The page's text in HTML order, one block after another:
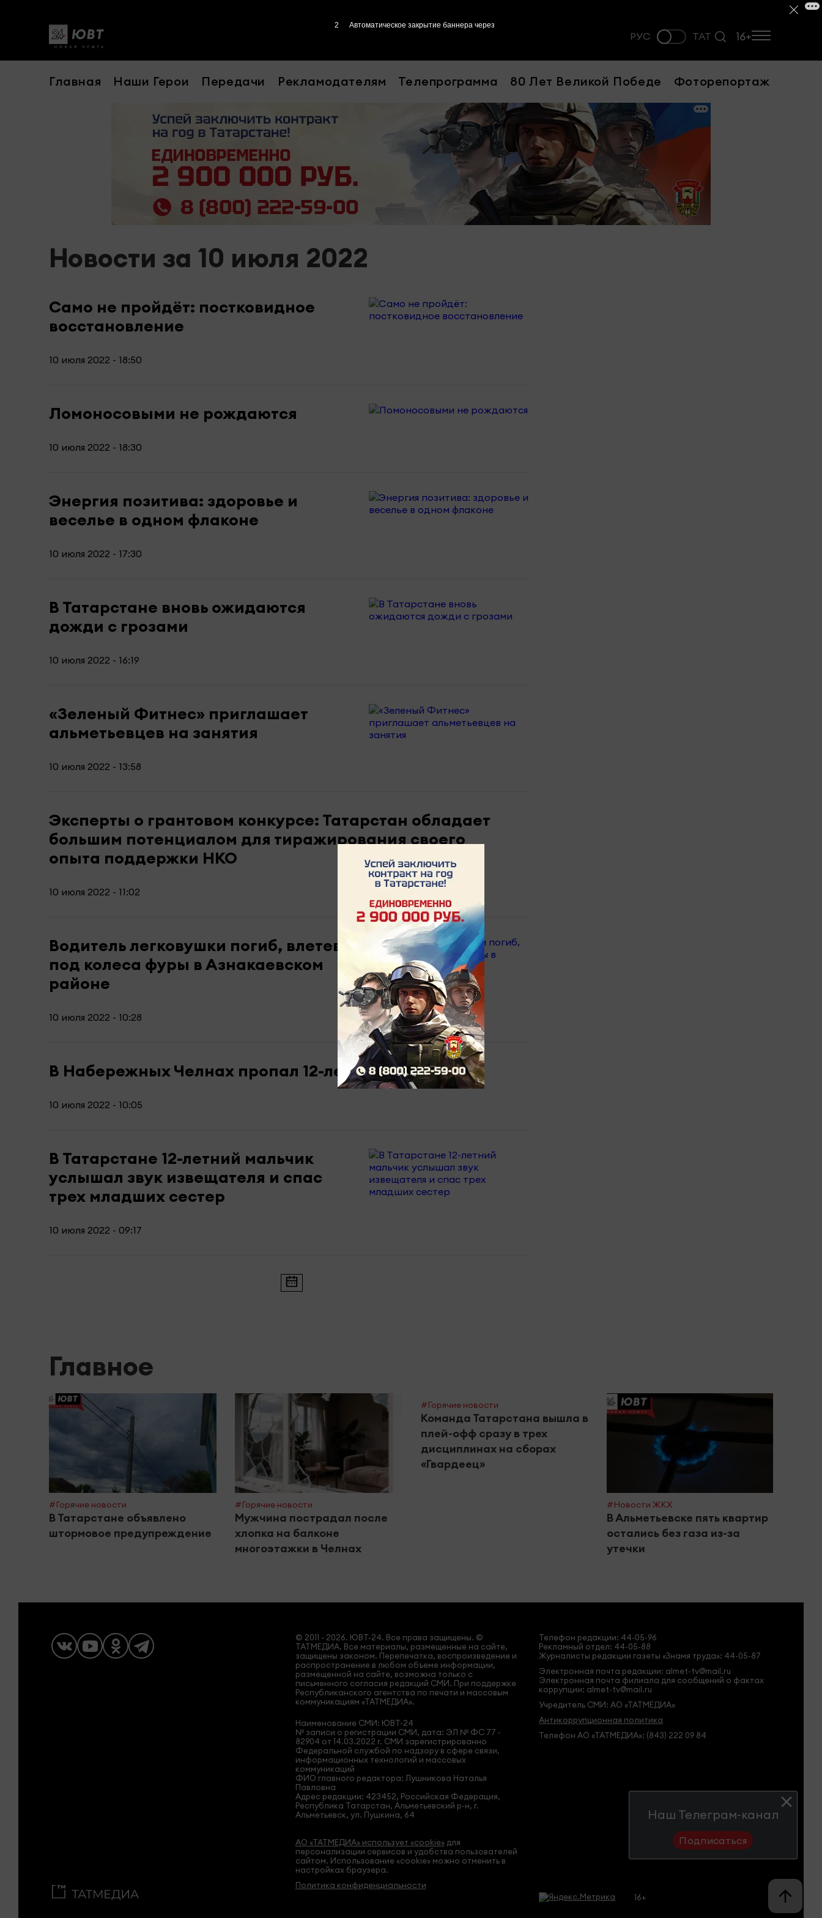
РУС ТАТ 16+
Главная Наши Герои Передачи Рекламодателям Телепрограмма 80 Лет Великой Победе Фоторепортаж
Новости за 10 июля 2022
Само не пройдёт: постковидное
восстановление
10 июля 2022 - 18:50
Ломоносовыми не рождаются
10 июля 2022 - 18:30
Энергия позитива: здоровье и
веселье в одном флаконе
10 июля 2022 - 17:30
В Татарстане вновь ожидаются
дожди с грозами
10 июля 2022 - 16:19
«Зеленый Фитнес» приглашает
альметьевцев на занятия
10 июля 2022 - 13:58
Эксперты о грантовом конкурсе: Татарстан обладает
большим потенциалом для тиражирования своего
опыта поддержки НКО
10 июля 2022 - 11:02
Водитель легковушки погиб, влетев
под колеса фуры в Азнакаевском
районе
10 июля 2022 - 10:28
В Набережных Челнах пропал 12-летний ребенок
10 июля 2022 - 10:05
В Татарстане 12-летний мальчик
услышал звук извещателя и спас
трех младших сестер
10 июля 2022 - 09:17
Главное
#Горячие новости
В Татарстане объявлено
штормовое предупреждение
#Горячие новости
Мужчина пострадал после
хлопка на балконе
многоэтажки в Челнах
#Горячие новости
Команда Татарстана вышла в
плей-офф сразу в трех
дисциплинах на сборах
«Гвардеец»
#Новости ЖКХ
В Альметьевске пять квартир
остались без газа из-за
утечки
Наш Телеграм-канал
Подписаться
© 2011 - 2026. ЮВТ-24. Все права защищены. ©
ТАТМЕДИА. Все материалы, размещенные на сайте,
защищены законом. Перепечатка, воспроизведение и
распространение в любом объеме информации,
размещенной на сайте, возможна только с
письменного согласия редакций СМИ. При поддержке
Республиканского агентства по печати и массовым
коммуникациям «ТАТМЕДИА».
Наименование СМИ: ЮВТ-24
№ записи о регистрации СМИ, дата: ЭЛ № ФС 77 -
82904 от 14.03.2022 г. СМИ зарегистрированно
Федеральной службой по надзору в сфере связи,
информационных технологий и массовых
коммуникаций
ФИО главного редактора: Лушникова Наталья
Павловна
Адрес редакции: 423452, Российская Федерация,
Республика Татарстан, Альметьевский р-н, г.
Альметьевск, ул. Пушкина, 64
АО «ТАТМЕДИА» использует «cookie»для
персонализации сервисов и удобства пользователей
сайтом. Использование «cookie» можно отменить в
настройках браузера.
Политика конфиденциальности
Телефон редакции: 44-05-96
Рекламный отдел: 44-05-88
Журналисты редакции газеты «Знамя труда»: 44-05-87
Электронная почта редакции: almet-tv@mail.ru
Электронная почта филиала для сообщений о фактах
коррупции: almet-tv@mail.ru
Учредитель СМИ: АО «ТАТМЕДИА»
Антикоррупционная политика
Телефон АО «ТАТМЕДИА»: (843) 222 09 84
16+
1 Автоматическое закрытие баннера через